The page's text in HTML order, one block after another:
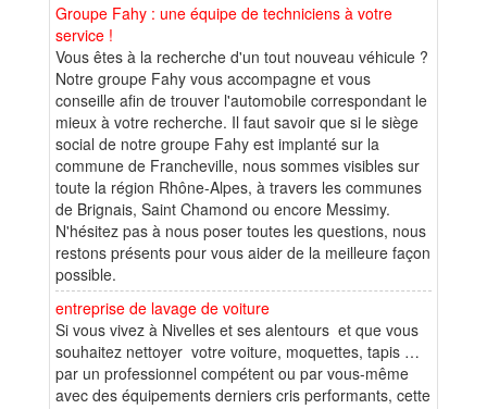
Groupe Fahy : une équipe de techniciens à votre
service !
Vous êtes à la recherche d'un tout nouveau véhicule ?
Notre groupe Fahy vous accompagne et vous
conseille afin de trouver l'automobile correspondant le
mieux à votre recherche. Il faut savoir que si le siège
social de notre groupe Fahy est implanté sur la
commune de Francheville, nous sommes visibles sur
toute la région Rhône-Alpes, à travers les communes
de Brignais, Saint Chamond ou encore Messimy.
N'hésitez pas à nous poser toutes les questions, nous
restons présents pour vous aider de la meilleure façon
possible.
entreprise de lavage de voiture
Si vous vivez à Nivelles et ses alentours et que vous
souhaitez nettoyer votre voiture, moquettes, tapis …
par un professionnel compétent ou par vous-même
avec des équipements derniers cris performants, cette